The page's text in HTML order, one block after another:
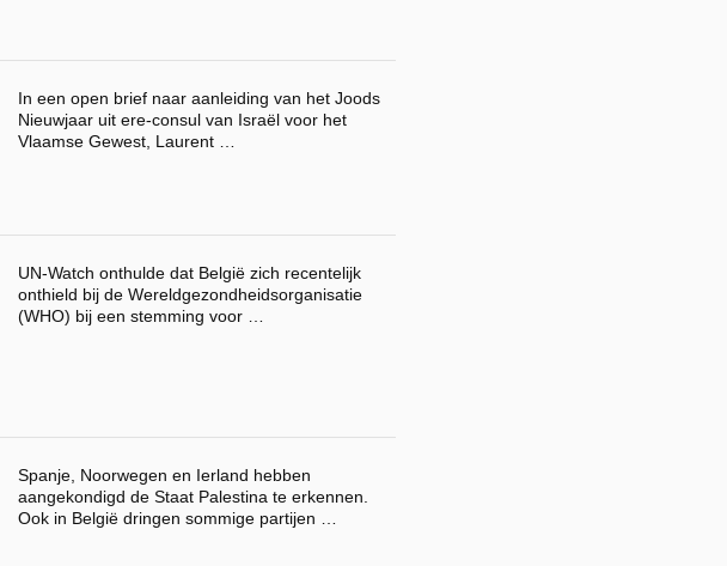
In een open brief naar aanleiding van het Joods
Nieuwjaar uit ere-consul van Israël voor het
Vlaamse Gewest, Laurent …
UN-Watch onthulde dat België zich recentelijk
onthield bij de Wereldgezondheidsorganisatie
(WHO) bij een stemming voor …
Spanje, Noorwegen en Ierland hebben
aangekondigd de Staat Palestina te erkennen.
Ook in België dringen sommige partijen …